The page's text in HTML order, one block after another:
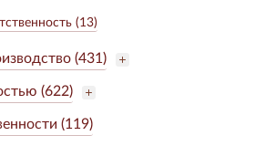
(13)
(431)
(622)
(119)